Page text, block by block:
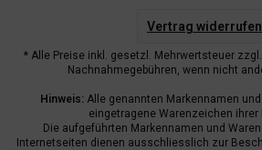
Vertrag widerrufen
* Alle Preise inkl. gesetzl. Mehrwertsteuer zzgl.
Nachnahmegebühren, wenn nicht
Hinweis: Alle genannten Markennamen
eingetragene Warenzeichen ihrer
Die aufgeführten Markennamen und
Internetseiten dienen ausschliesslich zur